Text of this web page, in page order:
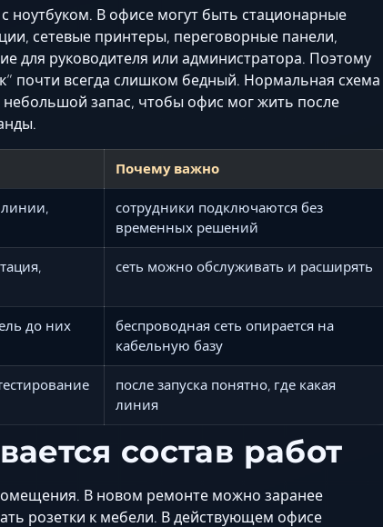
ноутбуком. В офисе могут быть стационарные
сетевые принтеры, переговорные панели,
для руководителя или администратора. Поэтому
почти всегда слишком бедный. Нормальная схема
запас, чтобы офис мог жить после
Почему важно
линии,
сотрудники подключаются без
временных решений
сеть можно обслуживать и расширять
до них
беспроводная сеть опирается на
кабельную базу
после запуска понятно, где какая
линия
состав работ
В новом ремонте можно заранее
розетки к мебели. В действующем офисе